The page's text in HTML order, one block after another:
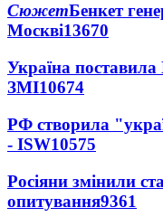
СюжетБенкет
Москві13670
Україна
ЗМІ10674
РФ створила
- ISW10575
Росіяни змінили
опитування9361